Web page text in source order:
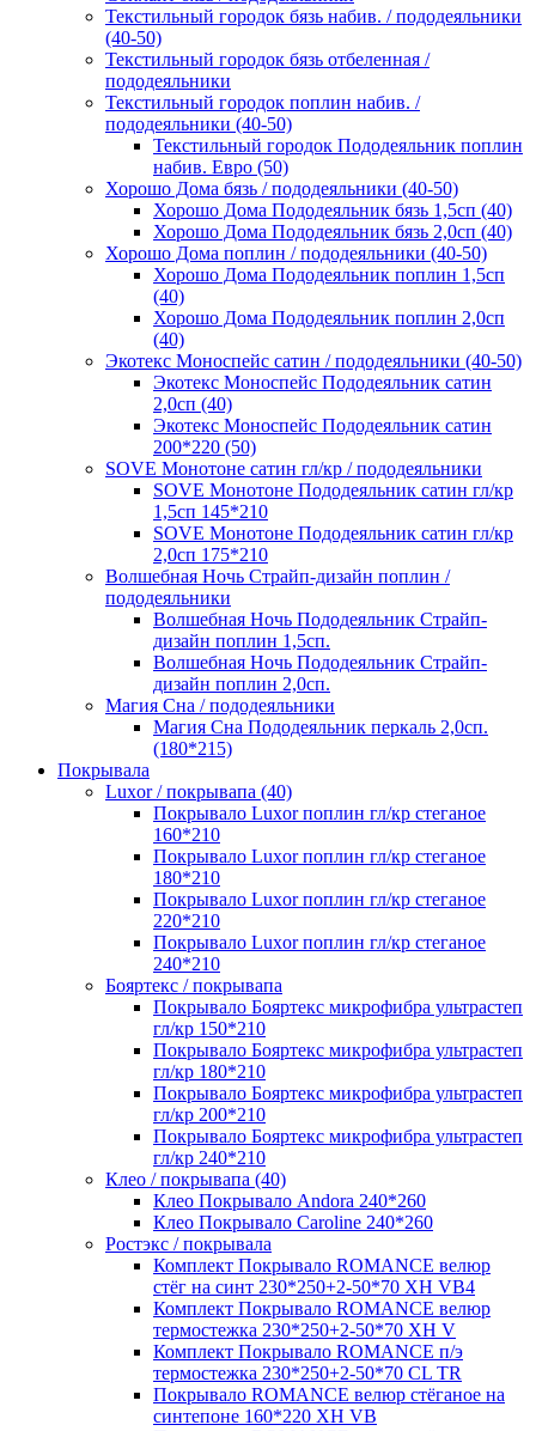
Текстильный городок бязь набив. / пододеяльники
(40-50)
Текстильный городок бязь отбеленная /
пододеяльники
Текстильный городок поплин набив. /
пододеяльники (40-50)
Текстильный городок Пододеяльник поплин
набив. Евро (50)
Хорошо Дома бязь / пододеяльники (40-50)
Хорошо Дома Пододеяльник бязь 1,5сп (40)
Хорошо Дома Пододеяльник бязь 2,0сп (40)
Хорошо Дома поплин / пододеяльники (40-50)
Хорошо Дома Пододеяльник поплин 1,5сп
(40)
Хорошо Дома Пододеяльник поплин 2,0сп
(40)
Экотекс Моноспейс сатин / пододеяльники (40-50)
Экотекс Моноспейс Пододеяльник сатин
2,0сп (40)
Экотекс Моноспейс Пододеяльник сатин
200*220 (50)
SOVE Монотоне сатин гл/кр / пододеяльники
SOVE Монотоне Пододеяльник сатин гл/кр
1,5сп 145*210
SOVE Монотоне Пододеяльник сатин гл/кр
2,0сп 175*210
Волшебная Ночь Страйп-дизайн поплин /
пододеяльники
Волшебная Ночь Пододеяльник Страйп-
дизайн поплин 1,5сп.
Волшебная Ночь Пододеяльник Страйп-
дизайн поплин 2,0сп.
Магия Сна / пододеяльники
Магия Сна Пододеяльник перкаль 2,0сп.
(180*215)
Покрывала
Luxor / покрывапа (40)
Покрывало Luxor поплин гл/кр стеганое
160*210
Покрывало Luxor поплин гл/кр стеганое
180*210
Покрывало Luxor поплин гл/кр стеганое
220*210
Покрывало Luxor поплин гл/кр стеганое
240*210
Бояртекс / покрывапа
Покрывало Бояртекс микрофибра ультрастеп
гл/кр 150*210
Покрывало Бояртекс микрофибра ультрастеп
гл/кр 180*210
Покрывало Бояртекс микрофибра ультрастеп
гл/кр 200*210
Покрывало Бояртекс микрофибра ультрастеп
гл/кр 240*210
Клео / покрывапа (40)
Клео Покрывало Andora 240*260
Клео Покрывало Caroline 240*260
Ростэкс / покрывала
Комплект Покрывало ROMANCE велюр
стёг на синт 230*250+2-50*70 XH VB4
Комплект Покрывало ROMANCE велюр
термостежка 230*250+2-50*70 XH V
Комплект Покрывало ROMANCE п/э
термостежка 230*250+2-50*70 CL TR
Покрывало ROMANCE велюр стёганое на
синтепоне 160*220 XH VB